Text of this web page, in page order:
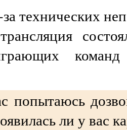
за технических
попытаюсь
ли у вас